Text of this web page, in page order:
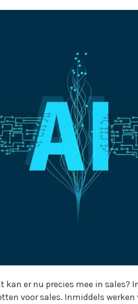
kan er nu precies mee in
voor sales. Inmiddels